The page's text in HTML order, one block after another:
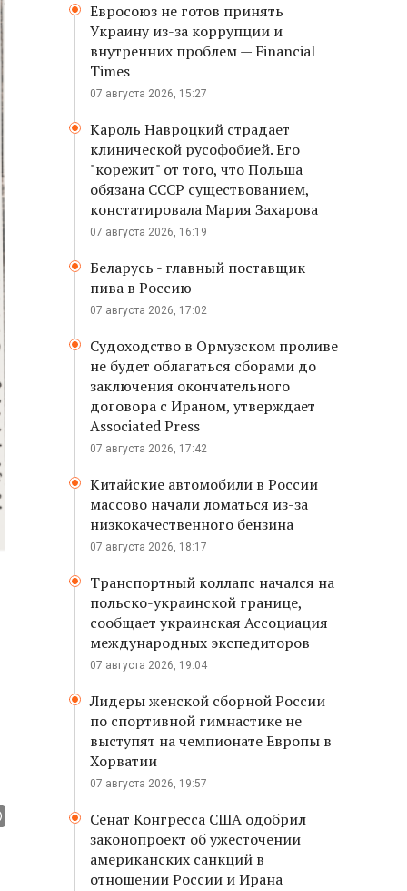
Евросоюз не готов принять
Украину из-за коррупции и
внутренних проблем — Financial
Times
07 августа 2026, 15:27
Кароль Навроцкий страдает
клинической русофобией. Его
"корежит" от того, что Польша
обязана СССР существованием,
констатировала Мария Захарова
07 августа 2026, 16:19
Беларусь - главный поставщик
пива в Россию
07 августа 2026, 17:02
Судоходство в Ормузском проливе
не будет облагаться сборами до
заключения окончательного
договора с Ираном, утверждает
Associated Press
07 августа 2026, 17:42
Китайские автомобили в России
массово начали ломаться из-за
низкокачественного бензина
07 августа 2026, 18:17
Транспортный коллапс начался на
польско-украинской границе,
сообщает украинская Ассоциация
международных экспедиторов
07 августа 2026, 19:04
Лидеры женской сборной России
по спортивной гимнастике не
выступят на чемпионате Европы в
Хорватии
07 августа 2026, 19:57
Сенат Конгресса США одобрил
законопроект об ужесточении
американских санкций в
отношении России и Ирана